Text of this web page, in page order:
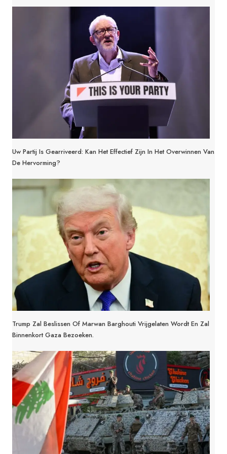
Uw Partij Is Gearriveerd: Kan Het Effectief Zijn In Het Overwinnen Van
De Hervorming?
Trump Zal Beslissen Of Marwan Barghouti Vrijgelaten Wordt En Zal
Binnenkort Gaza Bezoeken.